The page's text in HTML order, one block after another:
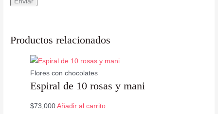
Productos relacionados
Flores con chocolates
Espiral de 10 rosas y mani
$73,000 Añadir al carrito